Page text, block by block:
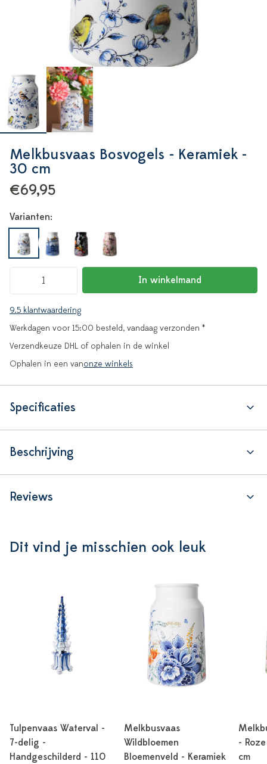
Melkbusvaas Bosvogels - Keramiek -
30 cm
€69,95
Varianten:
In winkelmand
9.5 klantwaardering
Werkdagen voor 15:00 besteld, vandaag verzonden *
Verzendkeuze DHL of ophalen in de winkel
Ophalen in een vanonze winkels
Specificaties
Beschrijving
Reviews
Dit vind je misschien ook leuk
Tulpenvaas Waterval -
7-delig -
Handgeschilderd - 110
Melkbusvaas
Wildbloemen
Bloemenveld - Keramiek
-
cm